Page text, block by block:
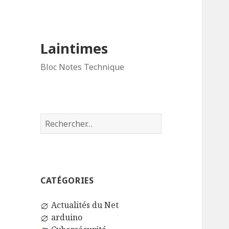
Laintimes
Bloc Notes Technique
Rechercher :
CATÉGORIES
Actualités du Net
arduino